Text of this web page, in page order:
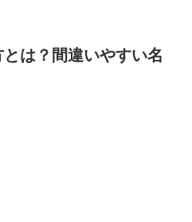
とは？間違いやすい名